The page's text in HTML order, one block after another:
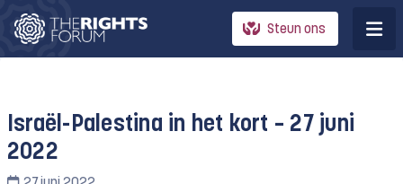
Steun ons
Israël-Palestina in het kort – 27 juni
2022